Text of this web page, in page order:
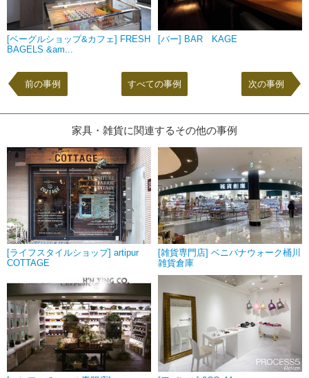
[ベーグルショップ&カフェ] FRESH
BAGELS &am...
[バー] BAR KAGE
前の事例 次の事例
すべての事例
家具・雑貨に関連するその他の事例
[ライフスタイルショップ] artipur
COTTAGE
[雑貨専門店] ベニバナウォーク桶川
雑貨倉庫